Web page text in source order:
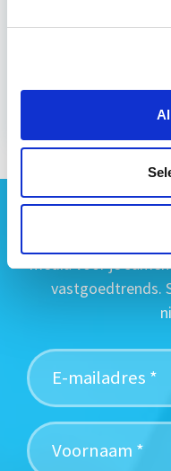
Geen
Wij vatten het
media voor je
vastgoedtrends.